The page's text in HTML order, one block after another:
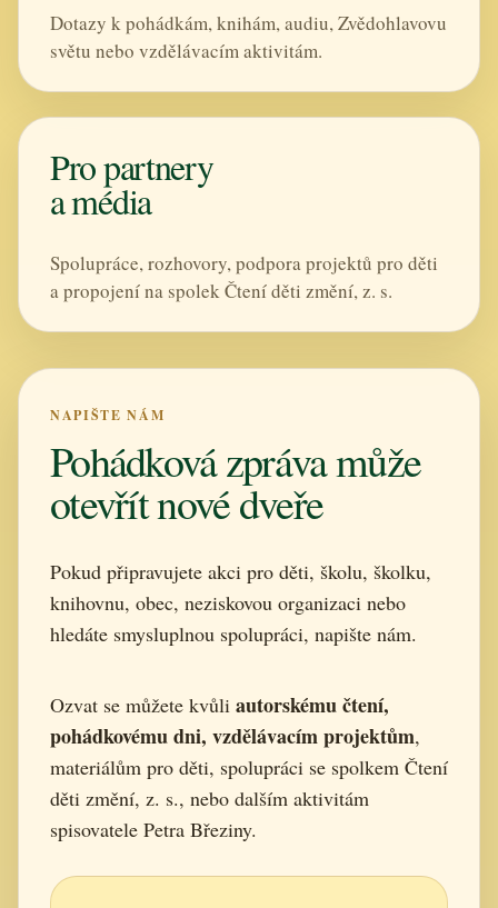
Dotazy k pohádkám, knihám, audiu, Zvědohlavovu
světu nebo vzdělávacím aktivitám.
Pro partnery
a média
Spolupráce, rozhovory, podpora projektů pro děti
a propojení na spolek Čtení děti změní, z. s.
NAPIŠTE NÁM
Pohádková zpráva může
otevřít nové dveře
Pokud připravujete akci pro děti, školu, školku,
knihovnu, obec, neziskovou organizaci nebo
hledáte smysluplnou spolupráci, napište nám.
Ozvat se můžete kvůli autorskému čtení,
pohádkovému dni, vzdělávacím projektům,
materiálům pro děti, spolupráci se spolkem Čtení
děti změní, z. s., nebo dalším aktivitám
spisovatele Petra Březiny.